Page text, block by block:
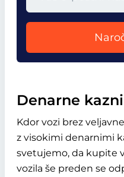
Denarne kazni
Kdor vozi brez
z visokimi denarnimi
svetujemo, da kupite
vozila še preden se